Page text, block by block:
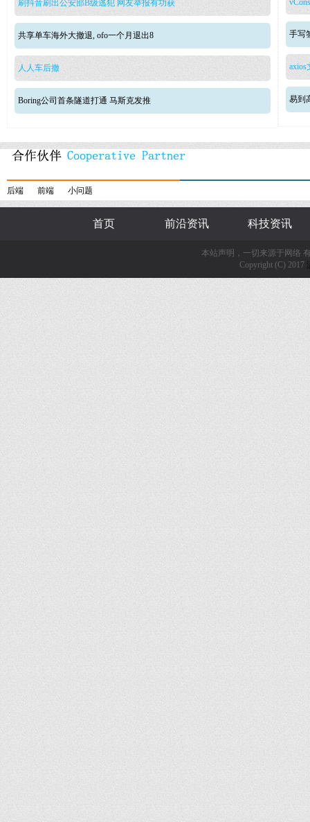
刷抖音刷出公安部B级逃犯 网友举报有功获
共享单车海外大撤退, ofo一个月退出8
人人车后撤
Boring公司首条隧道打通 马斯克发推
手写
axios
易到
后端 前端 小问题
首页 前沿资讯 科技资讯
本站声明，一切来源于网络
Copyright (C) 2017